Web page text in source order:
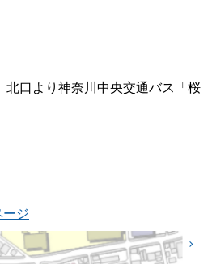
北口より神奈川中央交通バス「桜
ジ